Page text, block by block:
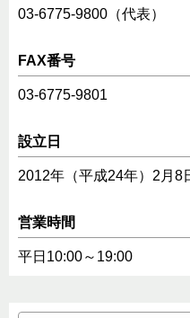
03-6775-9800（代表）
FAX番号
03-6775-9801
設立日
2012年（平成24年）2月8
営業時間
平日10:00～19:00